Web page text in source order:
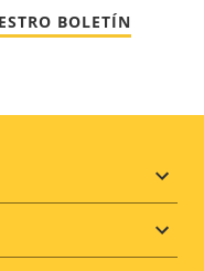
BOLETÍN